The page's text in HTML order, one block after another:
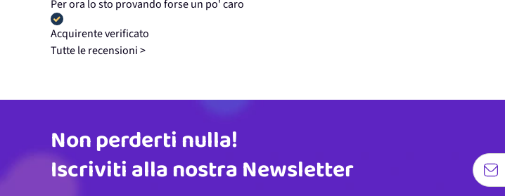
Per ora lo sto provando forse un po' caro
Acquirente verificato
Tutte le recensioni >
Indirizzo email
Non perderti nulla!
Iscriviti alla nostra Newsletter